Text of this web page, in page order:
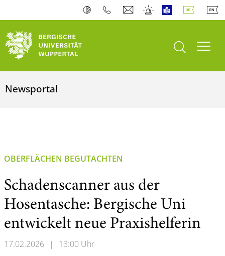
Suche öffnen
Newsportal
OBERFLÄCHEN BEGUTACHTEN
Schadenscanner aus der
Hosentasche: Bergische Uni
entwickelt neue Praxishelferin
17.02.2026 | 13:00 Uhr